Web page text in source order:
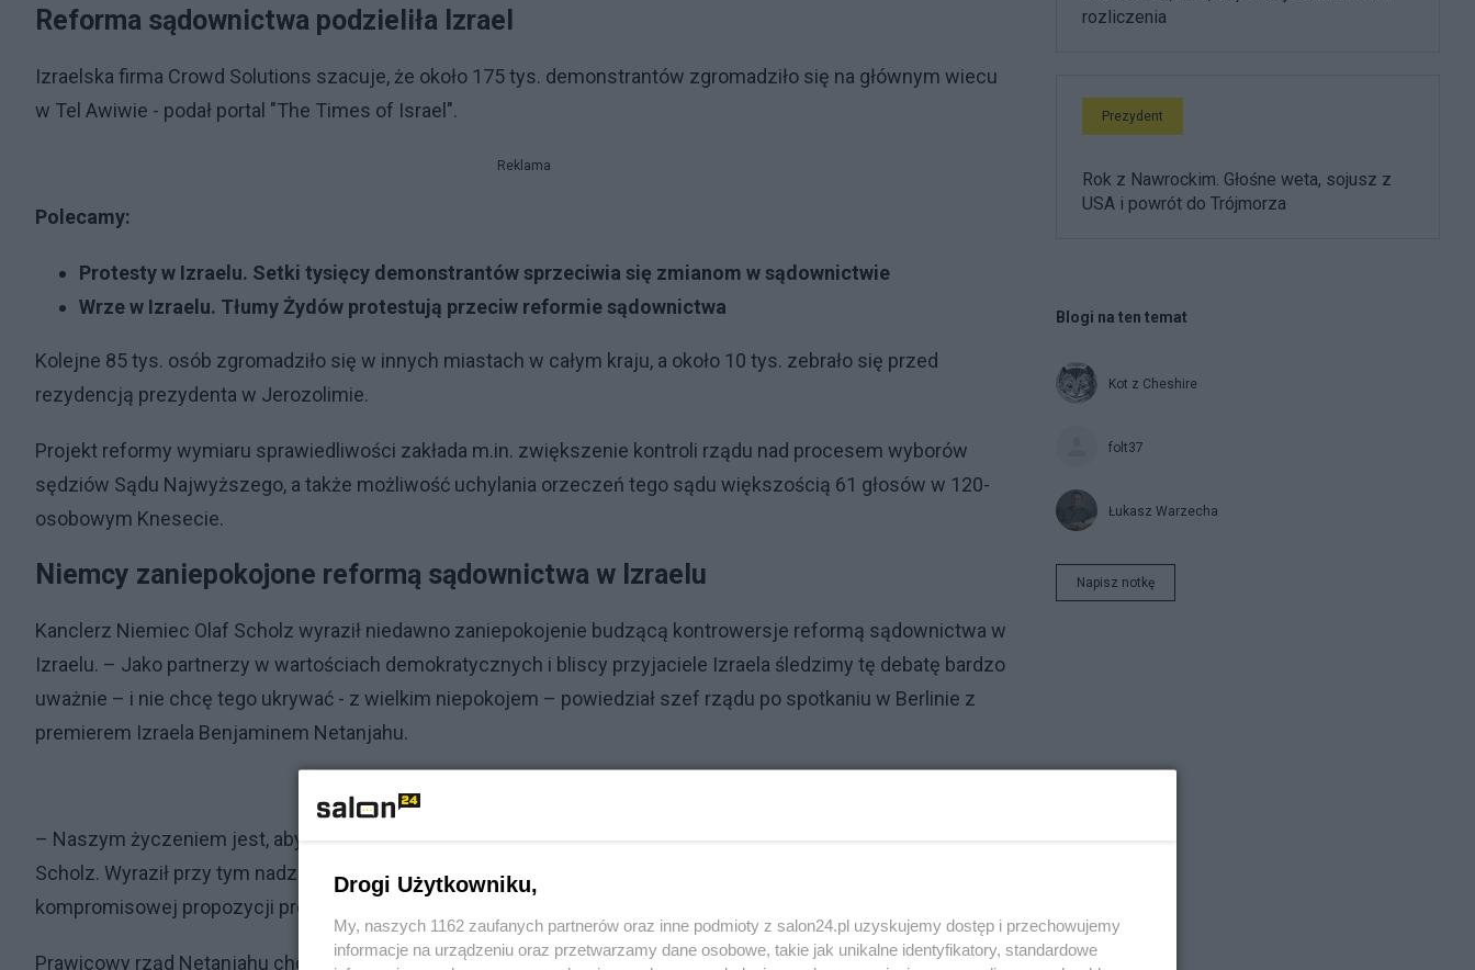
Reforma sądownictwa podzieliła Izrael
Izraelska firma Crowd Solutions szacuje, że około 175 tys. demonstrantów zgromadziło się na głównym wiecu
w Tel Awiwie - podał portal "The Times of Israel".
Reklama
Polecamy:
Protesty w Izraelu. Setki tysięcy demonstrantów sprzeciwia się zmianom w sądownictwie
Wrze w Izraelu. Tłumy Żydów protestują przeciw reformie sądownictwa
Kolejne 85 tys. osób zgromadziło się w innych miastach w całym kraju, a około 10 tys. zebrało się przed
rezydencją prezydenta w Jerozolimie.
Projekt reformy wymiaru sprawiedliwości zakłada m.in. zwiększenie kontroli rządu nad procesem wyborów
sędziów Sądu Najwyższego, a także możliwość uchylania orzeczeń tego sądu większością 61 głosów w 120-
osobowym Knesecie.
Niemcy zaniepokojone reformą sądownictwa w Izraelu
Kanclerz Niemiec Olaf Scholz wyraził niedawno zaniepokojenie budzącą kontrowersje reformą sądownictwa w
Izraelu. – Jako partnerzy w wartościach demokratycznych i bliscy przyjaciele Izraela śledzimy tę debatę bardzo
uważnie – i nie chcę tego ukrywać - z wielkim niepokojem – powiedział szef rządu po spotkaniu w Berlinie z
premierem Izraela Benjaminem Netanjahu.
– Naszym życzeniem jest, aby nasz partner w wartościach, Izrael, pozostał liberalną demokracją – podkreślił
Scholz. Wyraził przy tym nadzieję, że „ostatnie słowo nie zostało jeszcze powiedziane" w sprawie najnowszej,
kompromisowej propozycji prezydenta Izraela Icchaka Hercoga.
Prawicowy rząd Netanjahu chce przeforsować kontrowersyjną reformę w ramach przyspieszonej procedury do
rozliczenia
Prezydent
Rok z Nawrockim. Głośne weta, sojusz z
USA i powrót do Trójmorza
Blogi na ten temat
Kot z Cheshire
folt37
Łukasz Warzecha
Napisz notkę
Drogi Użytkowniku,
My, naszych 1162 zaufanych partnerów oraz inne podmioty z salon24.pl uzyskujemy dostęp i przechowujemy
informacje na urządzeniu oraz przetwarzamy dane osobowe, takie jak unikalne identyfikatory, standardowe